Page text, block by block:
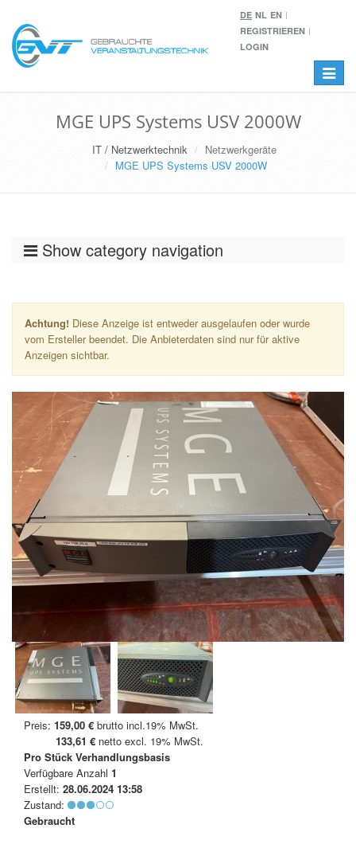
DE NL EN
REGISTRIEREN
LOGIN
Toggle
MGE UPS Systems USV 2000W
IT / Netzwerktechnik
Netzwerkgeräte
MGE UPS Systems USV 2000W
Show category navigation
Achtung! Diese Anzeige ist entweder ausgelaufen oder wurde
vom Ersteller beendet. Die Anbieterdaten sind nur für aktive
Anzeigen sichtbar.
Preis: 159,00 € brutto incl.19% MwSt.
133,61 € netto excl. 19% MwSt.
Pro Stück Verhandlungsbasis
Verfügbare Anzahl 1
Erstellt: 28.06.2024 13:58
Zustand:
Gebraucht